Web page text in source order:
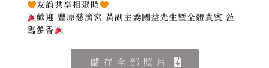
友誼共享相聚時
歡迎 豐原慈濟宮 黃副主委國益先生暨全體貴賓 蒞
臨參香
儲存全部照片